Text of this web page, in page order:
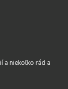
a niekoľko rád a